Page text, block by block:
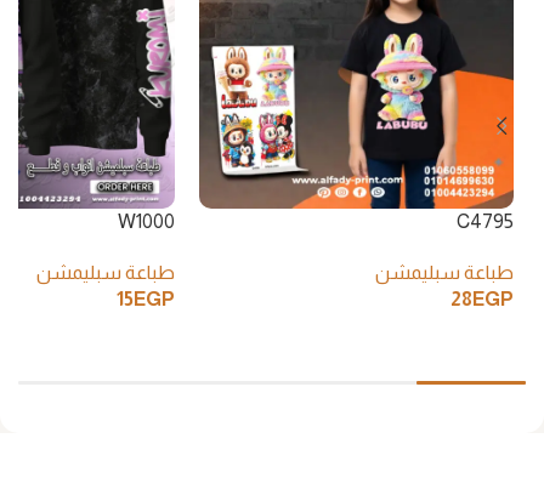
C4795
طباعة سبليمشن
28 EGP
W1000
طباعة سبليمشن
15EGP